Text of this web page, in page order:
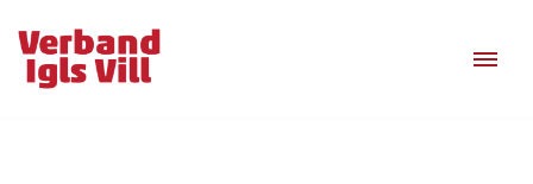
Zum
Inhalt